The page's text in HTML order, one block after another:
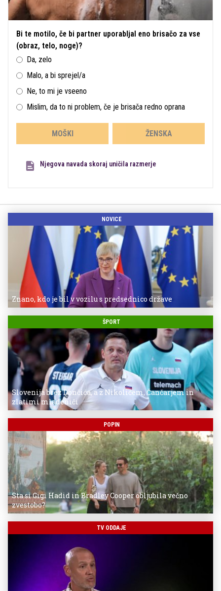
Bi te motilo, če bi partner uporabljal eno brisačo za vse
(obraz, telo, noge)?
Da, zelo
Malo, a bi sprejel/a
Ne, to mi je vseeno
Mislim, da to ni problem, če je brisača redno oprana
MOŠKI ŽENSKA
Njegova navada skoraj uničila razmerje
NOVICE
Znano, kdo je bil v vozilu s predsednico države
ŠPORT
Slovenija brez Dončića, a z Nikolićem, Čančarjem in
zlatimi mladeniči
POPIN
Sta si Gigi Hadid in Bradley Cooper obljubila večno
zvestobo?
TV ODDAJE